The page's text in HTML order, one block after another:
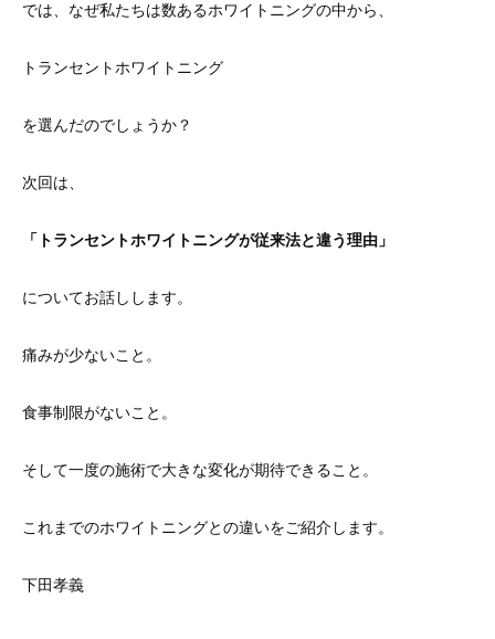
では、なぜ私たちは数あるホワイトニングの中から、
トランセントホワイトニング
を選んだのでしょうか？
次回は、
「トランセントホワイトニングが従来法と違う理由」
についてお話しします。
痛みが少ないこと。
食事制限がないこと。
そして一度の施術で大きな変化が期待できること。
これまでのホワイトニングとの違いをご紹介します。
下田孝義